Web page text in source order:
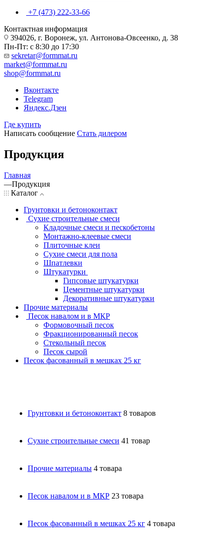
+7 (473) 222-33-66
Контактная информация
394026, г. Воронеж, ул. Антонова-Овсеенко, д. 38
Пн-Пт: с 8:30 до 17:30
sekretar@formmat.ru
market@formmat.ru
shop@formmat.ru
Вконтакте
Telegram
Яндекс.Дзен
Где купить
Написать сообщение Стать дилером
Продукция
Главная
—Продукция
Каталог
Грунтовки и бетоноконтакт
Сухие строительные смеси
Кладочные смеси и пескобетоны
Монтажно-клеевые смеси
Плиточные клеи
Сухие смеси для пола
Шпатлевки
Штукатурки
Гипсовые штукатурки
Цементные штукатурки
Декоративные штукатурки
Прочие материалы
Песок навалом и в МКР
Формовочный песок
Фракционированный песок
Стекольный песок
Песок сырой
Песок фасованный в мешках 25 кг
Грунтовки и бетоноконтакт 8 товаров
Сухие строительные смеси 41 товар
Прочие материалы 4 товара
Песок навалом и в МКР 23 товара
Песок фасованный в мешках 25 кг 4 товара